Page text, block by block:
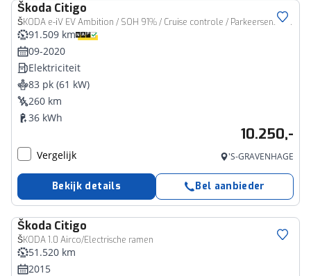
Škoda Citigo
ŠKODA e-iV EV Ambition / SOH 91% / Cruise controle / Parkeersensoren achter / Climate controle /
91.509 km
09-2020
Elektriciteit
83 pk (61 kW)
260 km
36 kWh
10.250,-
Vergelijk 'S-GRAVENHAGE
Bekijk details Bel aanbieder
Škoda Citigo
ŠKODA 1.0 Airco/Electrische ramen
51.520 km
2015